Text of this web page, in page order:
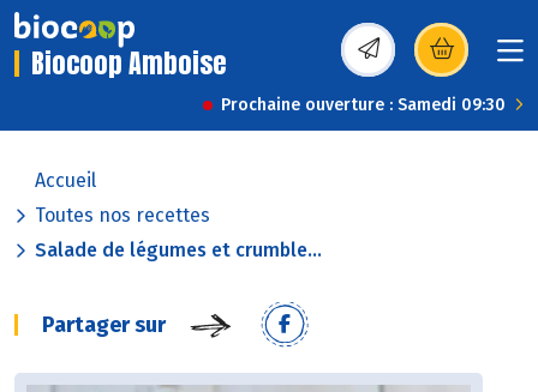
Biocoop Amboise (s’ouvre dans une
Prochaine ouverture : Samedi 09:30
Accueil
Toutes nos recettes
Salade de légumes et crumble...
Partager sur